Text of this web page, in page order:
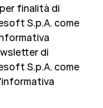
finalità di
S.p.A. come
di
S.p.A. come